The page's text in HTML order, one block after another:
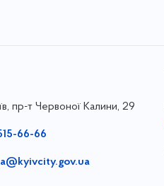
пр-т Червоної Калини, 29
66-66